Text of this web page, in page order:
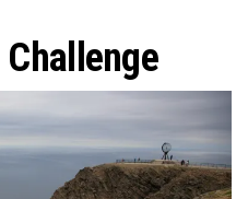
Challenge